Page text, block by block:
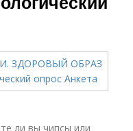
ли вы чипсы или